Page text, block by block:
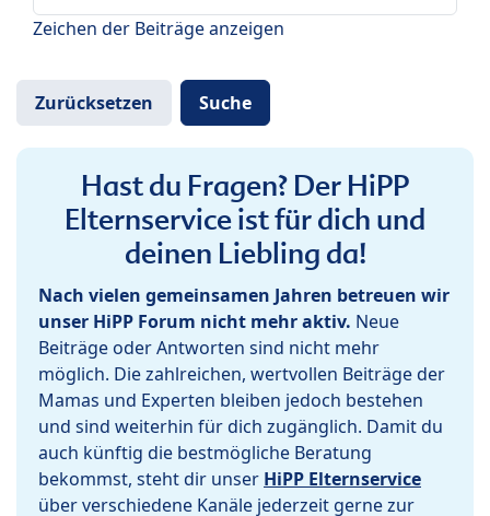
Zeichen der Beiträge anzeigen
Hast du Fragen? Der HiPP
Elternservice ist für dich und
deinen Liebling da!
Nach vielen gemeinsamen Jahren betreuen wir
unser HiPP Forum nicht mehr aktiv. Neue
Beiträge oder Antworten sind nicht mehr
möglich. Die zahlreichen, wertvollen Beiträge der
Mamas und Experten bleiben jedoch bestehen
und sind weiterhin für dich zugänglich. Damit du
auch künftig die bestmögliche Beratung
bekommst, steht dir unser HiPP Elternservice
über verschiedene Kanäle jederzeit gerne zur